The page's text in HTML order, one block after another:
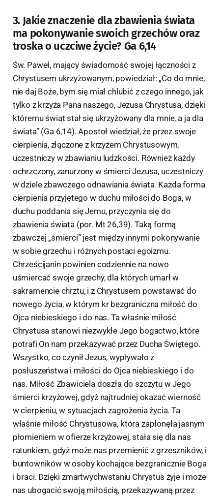
3. Jakie znaczenie dla zbawienia świata
ma pokonywanie swoich grzechów oraz
troska o uczciwe życie? Ga 6,14
Św. Paweł, mający świadomość swojej łączności z
Chrystusem ukrzyżowanym, powiedział: „Co do mnie,
nie daj Boże, bym się miał chlubić z czego innego, jak
tylko z krzyża Pana naszego, Jezusa Chrystusa, dzięki
któremu świat stał się ukrzyżowany dla mnie, a ja dla
świata” (Ga 6,14). Apostoł wiedział, że przez swoje
cierpienia, złączone z krzyżem Chrystusowym,
uczestniczy w zbawianiu ludzkości. Również każdy
ochrzczony, zanurzony w śmierci Jezusa, uczestniczy
w dziele zbawczego odnawiania świata. Każda forma
cierpienia przyjętego w duchu miłości do Boga, w
duchu poddania się Jemu, przyczynia się do
zbawienia świata (por. Mt 26,39). Taką formą
zbawczej „śmierci” jest między innymi pokonywanie
w sobie grzechu i różnych postaci egoizmu.
Chrześcijanin powinien codziennie na nowo
uśmiercać swoje grzechy, dla których umarł w
sakramencie chrztu, i z Chrystusem powstawać do
nowego życia, w którym kr bezgraniczna miłość do
Ojca niebieskiego i do nas. Ta właśnie miłość
Chrystusa stanowi niezwykłe Jego bogactwo, które
potrafi On nam przekazywać przez Ducha Świętego.
Wszystko, co czynił Jezus, wypływało z
posłuszeństwa i miłości do Ojca niebieskiego i do
nas. Miłość Zbawiciela doszła do szczytu w Jego
śmierci krzyżowej, gdyż najtrudniej okazać wierność
w cierpieniu, w sytuacjach zagrożenia życia. Ta
właśnie miłość Chrystusowa, która zapłonęła jasnym
płomieniem w ofierze krzyżowej, stała się dla nas
ratunkiem, gdyż może nas przemienić z grzeszników, i
buntowników w osoby kochające bezgranicznie Boga
i braci. Dzięki zmartwychwstaniu Chrystus żyje i może
nas ubogacić swoją miłością, przekazywaną przez